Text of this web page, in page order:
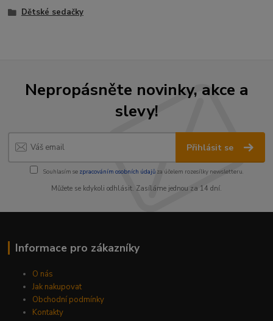
Dětské sedačky
Nepropásněte novinky, akce a
slevy!
Přihlásit se
Souhlasím se zpracováním osobních údajůza účelem rozesílky newsletteru.
Můžete se kdykoli odhlásit. Zasíláme jednou za 14 dní.
Informace pro zákazníky
O nás
Jak nakupovat
Obchodní podmínky
Kontakty